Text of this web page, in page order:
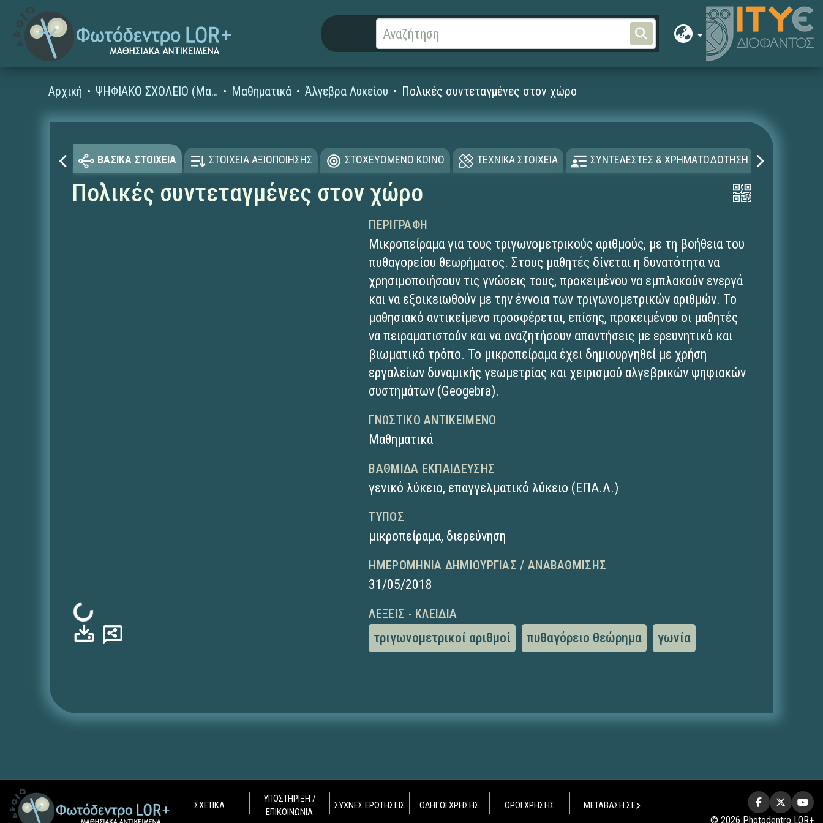
Αρχική ΨΗΦΙΑΚΟ ΣΧΟΛΕΙΟ (Μαθησιακά Αντικείμενα) Μαθηματικά Άλγεβρα Λυκείου Πολικές συντεταγμένες στον χώρο
ΒΑΣΙΚΑ ΣΤΟΙΧΕΙΑ ΣΤΟΙΧΕΙΑ ΑΞΙΟΠΟΙΗΣΗΣ ΣΤΟΧΕΥΟΜΕΝΟ ΚΟΙΝΟ ΤΕΧΝΙΚΑ ΣΤΟΙΧΕΙΑ ΣΥΝΤΕΛΕΣΤΕΣ & ΧΡΗΜΑΤΟΔΟΤΗΣΗ
Πολικές συντεταγμένες στον χώρο
Φόρτωση...
ΠΕΡΙΓΡΑΦΉ
Μικροπείραμα για τους τριγωνομετρικούς αριθμούς, με τη βοήθεια του
πυθαγορείου θεωρήματος. Στους μαθητές δίνεται η δυνατότητα να
χρησιμοποιήσουν τις γνώσεις τους, προκειμένου να εμπλακούν ενεργά
και να εξοικειωθούν με την έννοια των τριγωνομετρικών αριθμών. Το
μαθησιακό αντικείμενο προσφέρεται, επίσης, προκειμένου οι μαθητές
να πειραματιστούν και να αναζητήσουν απαντήσεις με ερευνητικό και
βιωματικό τρόπο. To μικροπείραμα έχει δημιουργηθεί με χρήση
εργαλείων δυναμικής γεωμετρίας και χειρισμού αλγεβρικών ψηφιακών
συστημάτων (Geogebra).
ΓΝΩΣΤΙΚΌ ΑΝΤΙΚΕΊΜΕΝΟ
Μαθηματικά
ΒΑΘΜΊΔΑ ΕΚΠΑΊΔΕΥΣΗΣ
γενικό λύκειο, επαγγελματικό λύκειο (ΕΠΑ.Λ.)
ΤΎΠΟΣ
μικροπείραμα, διερεύνηση
ΗΜΕΡΟΜΗΝΊΑ ΔΗΜΙΟΥΡΓΊΑΣ / ΑΝΑΒΆΘΜΙΣΗΣ
31/05/2018
ΛΈΞΕΙΣ - ΚΛΕΙΔΙΆ
τριγωνομετρικοί αριθμοί πυθαγόρειο θεώρημα γωνία
ΣΧΕΤΙΚΑ
ΥΠΟΣΤΗΡΙΞΗ /
ΕΠΙΚΟΙΝΩΝΙΑ
ΣΥΧΝΕΣ ΕΡΩΤΗΣΕΙΣ ΟΔΗΓΟΙ ΧΡΗΣΗΣ ΟΡΟΙ ΧΡΗΣΗΣ ΜΕΤΑΒΑΣΗ ΣΕ
© 2026 Photodentro LOR+